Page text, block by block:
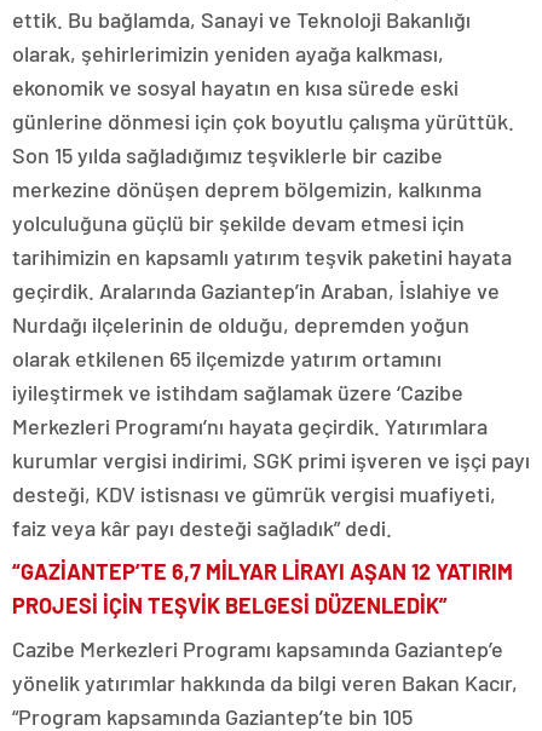
ettik. Bu bağlamda, Sanayi ve Teknoloji Bakanlığı
olarak, şehirlerimizin yeniden ayağa kalkması,
ekonomik ve sosyal hayatın en kısa sürede eski
günlerine dönmesi için çok boyutlu çalışma yürüttük.
Son 15 yılda sağladığımız teşviklerle bir cazibe
merkezine dönüşen deprem bölgemizin, kalkınma
yolculuğuna güçlü bir şekilde devam etmesi için
tarihimizin en kapsamlı yatırım teşvik paketini hayata
geçirdik. Aralarında Gaziantep’in Araban, İslahiye ve
Nurdağı ilçelerinin de olduğu, depremden yoğun
olarak etkilenen 65 ilçemizde yatırım ortamını
iyileştirmek ve istihdam sağlamak üzere ‘Cazibe
Merkezleri Programı’nı hayata geçirdik. Yatırımlara
kurumlar vergisi indirimi, SGK primi işveren ve işçi payı
desteği, KDV istisnası ve gümrük vergisi muafiyeti,
faiz veya kâr payı desteği sağladık” dedi.
“GAZİANTEP’TE 6,7 MİLYAR LİRAYI AŞAN 12 YATIRIM
PROJESİ İÇİN TEŞVİK BELGESİ DÜZENLEDİK”
Cazibe Merkezleri Programı kapsamında Gaziantep’e
yönelik yatırımlar hakkında da bilgi veren Bakan Kacır,
“Program kapsamında Gaziantep’te bin 105